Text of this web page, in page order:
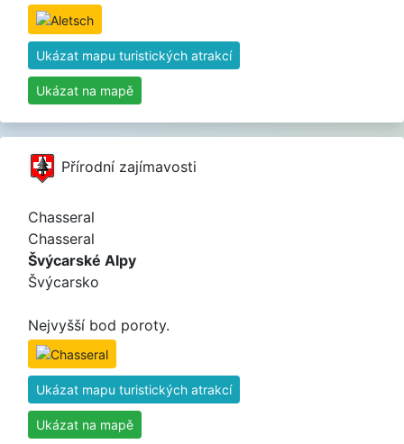
Ukázat mapu turistických atrakcí
Ukázat na mapě
Přírodní zajímavosti
Chasseral
Chasseral
Švýcarské Alpy
Švýcarsko
Nejvyšší bod poroty.
Ukázat mapu turistických atrakcí
Ukázat na mapě